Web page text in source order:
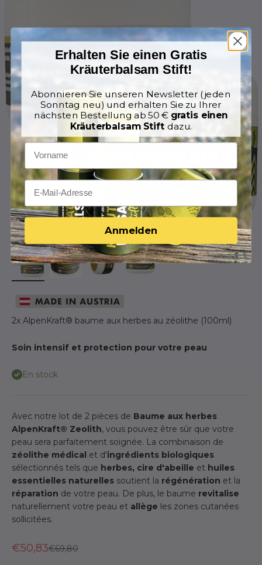
2x AlpenKraft® baume aux herbes au zéolithe (100ml)
Soin intensif et protection pour votre peau
En stock
Avec notre lot de 2 pièces de Baume aux herbes
AlpenKraft® Zeolith, vous pouvez être sûr que votre
peau sera parfaitement soignée. La combinaison de
zéolithe médical et d'ingrédients biologiques
sélectionnés tels que herbes, cire d'abeille et huiles
essentielles naturelles soutient la régénération et la
réparation de votre peau. De plus, le baume revitalise
naturellement votre peau et allège les zones cutanées
sollicitées.
€50,83Prix normal
€69,80
Erhalten Sie einen Gratis
Kräuterbalsam Stift!
Abonnieren Sie unseren Newsletter (jeden
Sonntag neu) und erhalten Sie zu Ihrer
nächsten Bestellung ab 50 € gratis einen
Kräuterbalsam Stiftdazu.
Anmelden